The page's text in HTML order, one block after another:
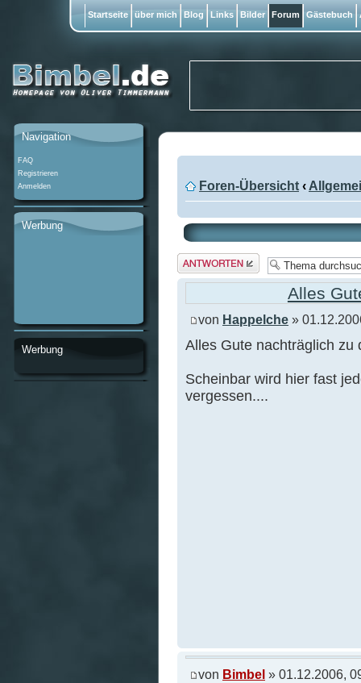
Foren-Übersicht ‹
Antwort
erstellen
Alles
von Happelche »
Alles Gute nachträglich zu
Scheinbar wird hier fast
vergessen....
von Bimbel » 01.12.2006,
Navigation
FAQ
Registrieren
Anmelden
Werbung
Werbung
Startseite über mich Blog Links Bilder Forum Gästebuch